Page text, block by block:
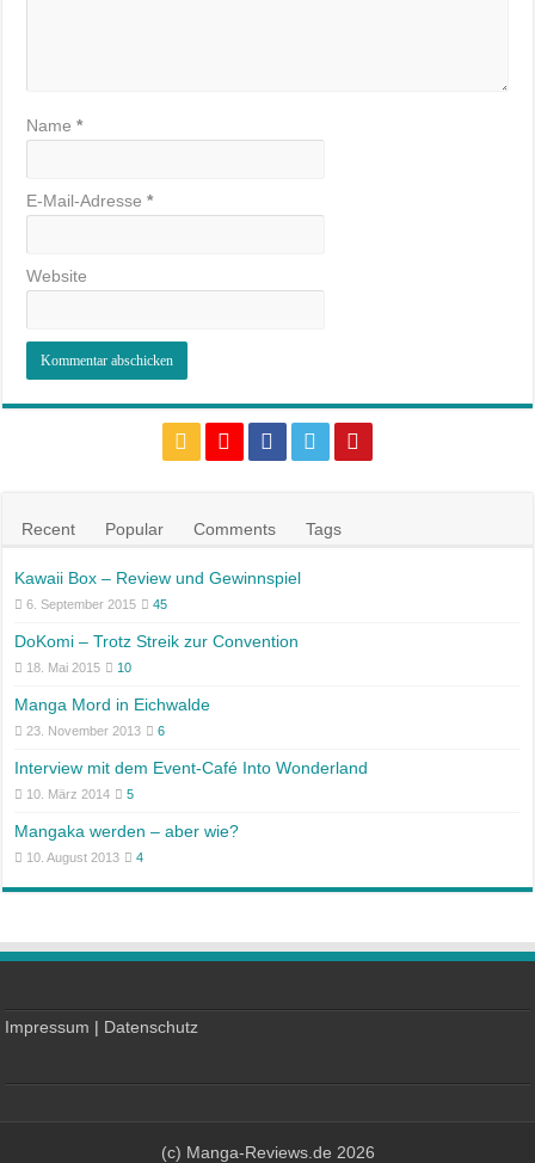
Name*
E-Mail-Adresse*
Website
Recent Popular Comments Tags
Kawaii Box – Review und Gewinnspiel
6. September 2015 45
DoKomi – Trotz Streik zur Convention
18. Mai 2015 10
Manga Mord in Eichwalde
23. November 2013 6
Interview mit dem Event-Café Into Wonderland
10. März 2014 5
Mangaka werden – aber wie?
10. August 2013 4
Impressum | Datenschutz
(c) Manga-Reviews.de 2026